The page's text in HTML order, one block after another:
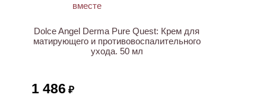
Dolce Angel Derma Pure Quest: Крем для
матирующего и противовоспалительного
ухода. 50 мл
1 486 ₽